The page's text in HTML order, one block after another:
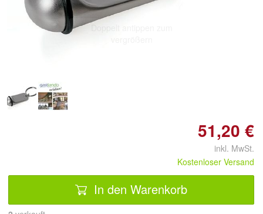
Doppelt antippen zum
51,20 €
inkl. MwSt.
Kostenloser Versand
In den Warenkorb